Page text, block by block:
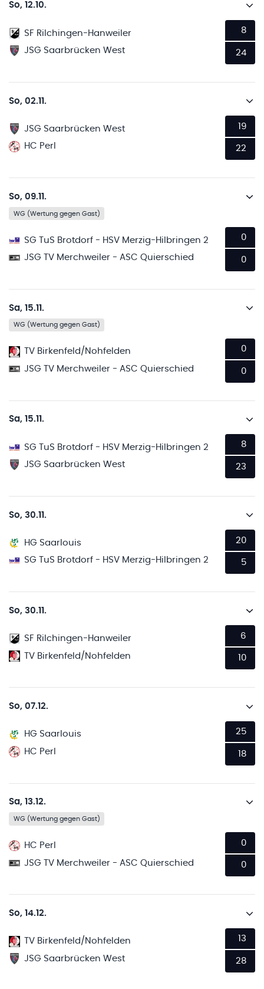
So, 12.10.
SF Rilchingen-Hanweiler
JSG Saarbrücken West
8
24
So, 02.11.
JSG Saarbrücken West
HC Perl
19
22
So, 09.11.
WG (Wertung gegen Gast)
SG TuS Brotdorf - HSV Merzig-Hilbringen 2
JSG TV Merchweiler - ASC Quierschied
0
0
Sa, 15.11.
WG (Wertung gegen Gast)
TV Birkenfeld/Nohfelden
JSG TV Merchweiler - ASC Quierschied
0
0
Sa, 15.11.
SG TuS Brotdorf - HSV Merzig-Hilbringen 2
JSG Saarbrücken West
8
23
So, 30.11.
HG Saarlouis
SG TuS Brotdorf - HSV Merzig-Hilbringen 2
20
5
So, 30.11.
SF Rilchingen-Hanweiler
TV Birkenfeld/Nohfelden
6
10
So, 07.12.
HG Saarlouis
HC Perl
25
18
Sa, 13.12.
WG (Wertung gegen Gast)
HC Perl
JSG TV Merchweiler - ASC Quierschied
0
0
So, 14.12.
TV Birkenfeld/Nohfelden
JSG Saarbrücken West
13
28